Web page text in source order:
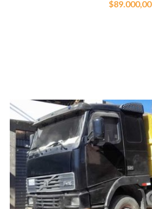
$89.000,00